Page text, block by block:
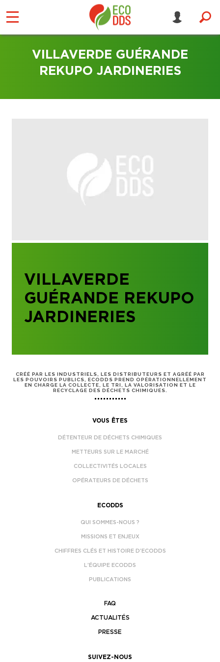
VILLAVERDE GUÉRANDE
REKUPO JARDINERIES
VILLAVERDE
GUÉRANDE REKUPO
JARDINERIES
CRÉÉ PAR LES INDUSTRIELS, LES DISTRIBUTEURS ET AGRÉÉ PAR
LES POUVOIRS PUBLICS, ECODDS PREND OPÉRATIONNELLEMENT
EN CHARGE LA COLLECTE, LE TRI, LA VALORISATION ET LE
RECYCLAGE DES DÉCHETS CHIMIQUES.
VOUS ÊTES
DÉTENTEUR DE DÉCHETS CHIMIQUES
METTEURS SUR LE MARCHÉ
COLLECTIVITÉS LOCALES
OPÉRATEURS DE DÉCHETS
ECODDS
QUI SOMMES-NOUS ?
MISSIONS ET ENJEUX
CHIFFRES CLÉS ET HISTOIRE D’ECODDS
L’ÉQUIPE ECODDS
PUBLICATIONS
FAQ
ACTUALITÉS
PRESSE
SUIVEZ-NOUS